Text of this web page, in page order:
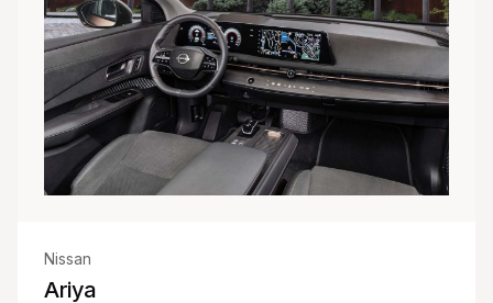
Nissan
Ariya